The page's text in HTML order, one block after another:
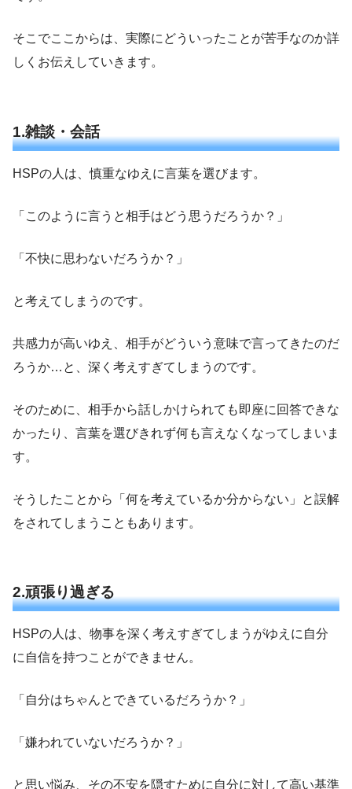
そこでここからは、実際にどういったことが苦手なのか詳
しくお伝えしていきます。
1.雑談・会話
HSPの人は、慎重なゆえに言葉を選びます。
「このように言うと相手はどう思うだろうか？」
「不快に思わないだろうか？」
と考えてしまうのです。
共感力が高いゆえ、相手がどういう意味で言ってきたのだ
ろうか…と、深く考えすぎてしまうのです。
そのために、相手から話しかけられても即座に回答できな
かったり、言葉を選びきれず何も言えなくなってしまいま
す。
そうしたことから「何を考えているか分からない」と誤解
をされてしまうこともあります。
2.頑張り過ぎる
HSPの人は、物事を深く考えすぎてしまうがゆえに自分
に自信を持つことができません。
「自分はちゃんとできているだろうか？」
「嫌われていないだろうか？」
と思い悩み、その不安を隠すために自分に対して高い基準